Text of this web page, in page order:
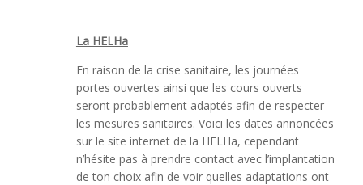
La HELHa
En raison de la crise sanitaire, les journées
portes ouvertes ainsi que les cours ouverts
seront probablement adaptés afin de respecter
les mesures sanitaires. Voici les dates annoncées
sur le site internet de la HELHa, cependant
n’hésite pas à prendre contact avec l’implantation
de ton choix afin de voir quelles adaptations ont